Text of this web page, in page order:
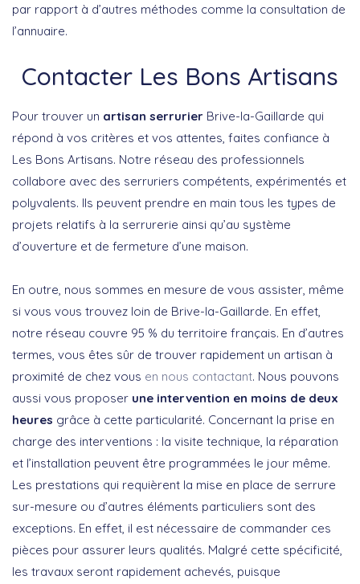
par rapport à d’autres méthodes comme la consultation de
l’annuaire.
Contacter Les Bons Artisans
Pour trouver un artisan serrurier Brive-la-Gaillarde qui
répond à vos critères et vos attentes, faites confiance à
Les Bons Artisans. Notre réseau des professionnels
collabore avec des serruriers compétents, expérimentés et
polyvalents. Ils peuvent prendre en main tous les types de
projets relatifs à la serrurerie ainsi qu’au système
d’ouverture et de fermeture d’une maison.
En outre, nous sommes en mesure de vous assister, même
si vous vous trouvez loin de Brive-la-Gaillarde. En effet,
notre réseau couvre 95 % du territoire français. En d’autres
termes, vous êtes sûr de trouver rapidement un artisan à
proximité de chez vous en nous contactant. Nous pouvons
aussi vous proposer une intervention en moins de deux
heures grâce à cette particularité. Concernant la prise en
charge des interventions : la visite technique, la réparation
et l’installation peuvent être programmées le jour même.
Les prestations qui requièrent la mise en place de serrure
sur-mesure ou d’autres éléments particuliers sont des
exceptions. En effet, il est nécessaire de commander ces
pièces pour assurer leurs qualités. Malgré cette spécificité,
les travaux seront rapidement achevés, puisque